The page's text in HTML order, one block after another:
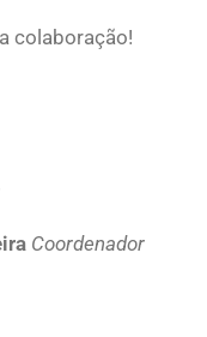
colaboração!
Coordenador